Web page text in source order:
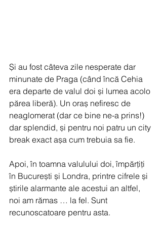
Și au fost câteva zile nesperate dar
minunate de Praga (când încă Cehia
era departe de valul doi și lumea acolo
părea liberă). Un oraș nefiresc de
neaglomerat (dar ce bine ne-a prins!)
dar splendid, și pentru noi patru un city
break exact așa cum trebuia sa fie.
Apoi, în toamna valulului doi, împărțiți
în București și Londra, printre cifrele și
știrile alarmante ale acestui an altfel,
noi am rămas … la fel. Sunt
recunoscatoare pentru asta.